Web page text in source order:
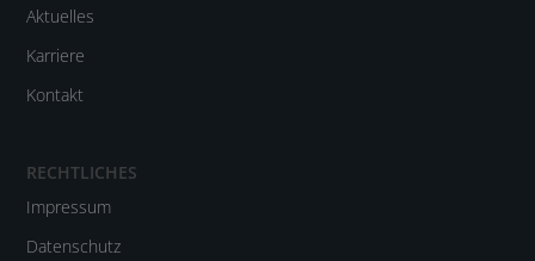
Aktuelles
Karriere
Kontakt
RECHTLICHES
Impressum
Datenschutz